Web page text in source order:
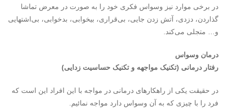
در برخی موارد نیز وسواس فکری خود را به صورت در معرض تماشا
گذاردن، دزدی، آتش زدن جایی، بی‌قراری، بیخوابی، بدخوابی، بی‌اشتهایی
و… متجلی می‌کند.
درمان وسواس
رفتار درمانی (تکنیک مواجهه و تکنیک حساسیت زدایی)
در حقیقت یکی از راهکارهای درمانی در مواجه با این افراد این است که
فرد را با چیزی که به آن وسواس دارد مواجه نمائیم.